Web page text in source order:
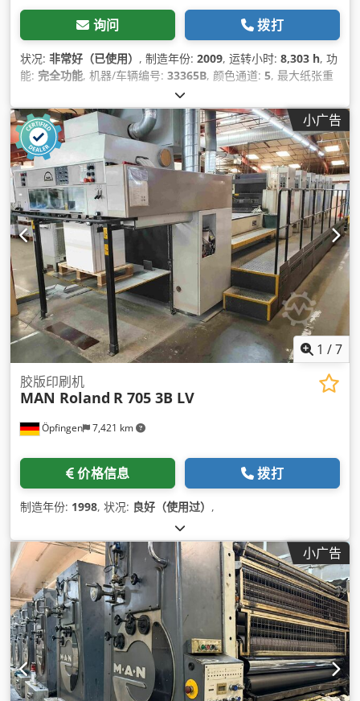
询问 拨打
状况: 非常好（已使用） , 制造年份: 2009, 运转小时: 8,303 h, 功
能: 完全功能, 机器/车辆编号: 33365B, 颜色通道: 5, 最大纸张重
, 纸张宽度（最小值）:
（最大）:520 毫米, 纸张高度（最小）:148 毫米, 纸张高度（最
大）:360 毫米 , 计数器读数（颜色）:13,733,163, 输入电流类
型:三相, 输入电压:400 V, 设备:文档 / 手册,
小广告
1 /7
Öpfingen 7,421 km
胶版印刷机
MAN Roland R 705 3B LV
价格信息 拨打
制造年份: 1998, 状况: 良好（使用过） ,
小广告